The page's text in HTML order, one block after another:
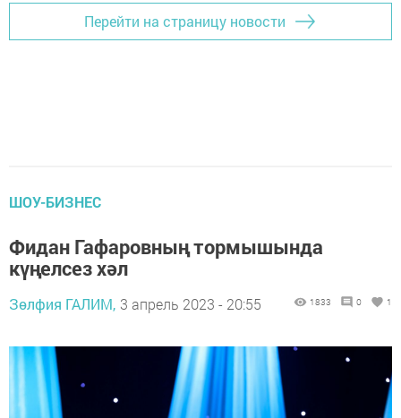
Перейти на страницу новости
ШОУ-БИЗНЕС
Фидан Гафаровның тормышында
күңелсез хәл
Зөлфия ГАЛИМ, 3 апрель 2023 - 20:55 1833 0 1